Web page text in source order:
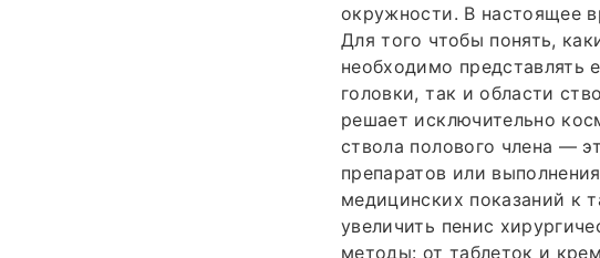
окружности. В настоящее
Для того чтобы понять,
необходимо представлять
головки, так и области
решает исключительно
ствола полового члена —
препаратов или
медицинских показаний к
увеличить пенис
методы: от таблеток и